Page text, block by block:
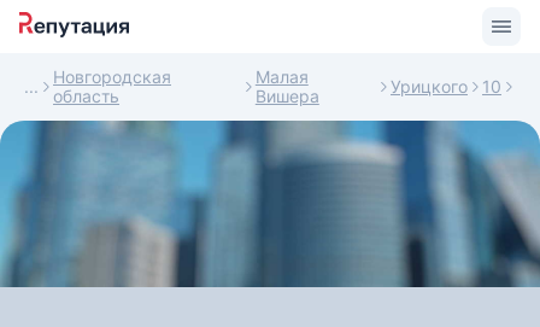
Новгородская
область
Малая
Вишера
Урицкого 10